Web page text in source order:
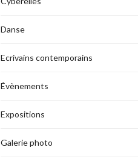
Danse
Ecrivains contemporains
Évènements
Expositions
Galerie photo